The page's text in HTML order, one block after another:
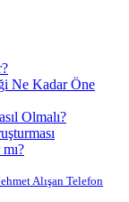
Ne Kadar Öne
Olmalı?
Alışan Telefon